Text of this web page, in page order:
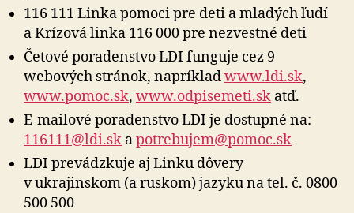
116 111 Linka pomoci pre deti a mladých ľudí
a Krízová linka 116 000 pre nezvestné deti
Četové poradenstvo LDI funguje cez 9
webových stránok, napríkladwww.ldi.sk,
www.pomoc.sk, www.odpisemeti.sk atď.
E-mailové poradenstvo LDI je dostupné na:
116111@ldi.sk apotrebujem@pomoc.sk
LDI prevádzkuje aj Linku dôvery
v ukrajinskom (a ruskom) jazyku na tel. č. 0800
500 500